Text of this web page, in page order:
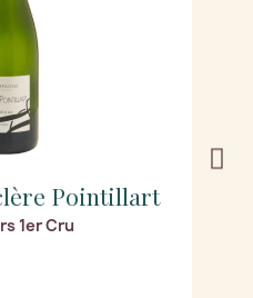
Pointillart
1er Cru